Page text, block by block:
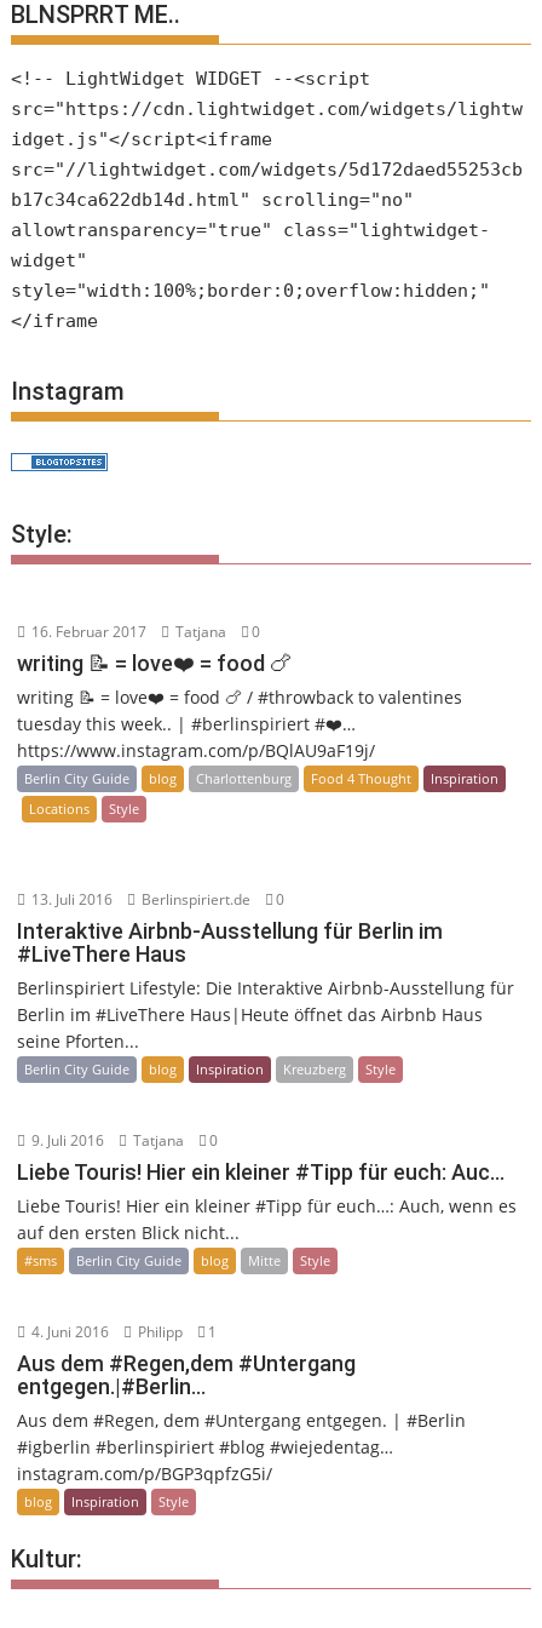
BLNSPRRT ME..
<!-- LightWidget WIDGET --<script
src="https://cdn.lightwidget.com/widgets/lightw
idget.js"</script<iframe
src="//lightwidget.com/widgets/5d172daed55253cb
b17c34ca622db14d.html" scrolling="no"
allowtransparency="true" class="lightwidget-
widget"
style="width:100%;border:0;overflow:hidden;"
</iframe
Instagram
Style:
16. Februar 2017 Tatjana 0
writing 📝 = love❤️ = food 🍗
writing 📝 = love❤️ = food 🍗 / #throwback to valentines
tuesday this week.. | #berlinspiriert #❤️…
https://www.instagram.com/p/BQlAU9aF19j/
Berlin City Guide blog Charlottenburg Food 4 Thought
Inspiration
Locations
Style
13. Juli 2016 Berlinspiriert.de 0
Interaktive Airbnb-Ausstellung für Berlin im
#LiveThere Haus
Berlinspiriert Lifestyle: Die Interaktive Airbnb-Ausstellung für
Berlin im #LiveThere Haus|Heute öffnet das Airbnb Haus
seine Pforten...
Berlin City Guide blog Inspiration Kreuzberg Style
9. Juli 2016 Tatjana 0
Liebe Touris! Hier ein kleiner #Tipp für euch: Auc…
Liebe Touris! Hier ein kleiner #Tipp für euch…: Auch, wenn es
auf den ersten Blick nicht...
#sms Berlin City Guide blog Mitte Style
4. Juni 2016 Philipp 1
Aus dem #Regen,dem #Untergang
entgegen.|#Berlin…
Aus dem #Regen, dem #Untergang entgegen. | #Berlin
#igberlin #berlinspiriert #blog #wiejedentag…
instagram.com/p/BGP3qpfzG5i/
blog Inspiration Style
Kultur: